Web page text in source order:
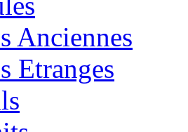
Anciennes
Etranges